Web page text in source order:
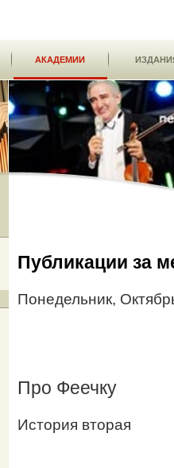
АКАДЕМИИ
Публикации за
Понедельник,
Про Феечку
История вторая